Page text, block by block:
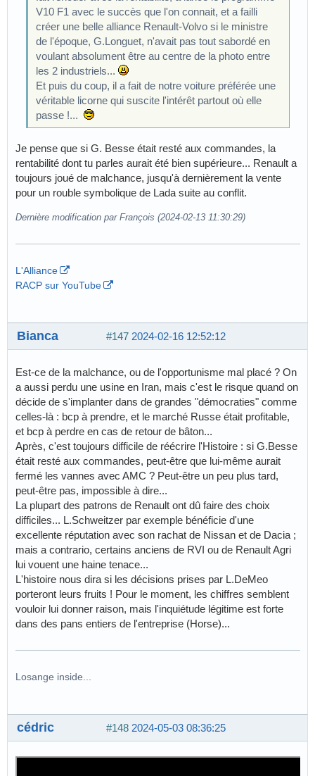
V10 F1 avec le succès que l'on connait, et a failli
créer une belle alliance Renault-Volvo si le ministre
de l'époque, G.Longuet, n'avait pas tout sabordé en
voulant absolument être au centre de la photo entre
les 2 industriels...
Et puis du coup, il a fait de notre voiture préférée une
véritable licorne qui suscite l'intérêt partout où elle
passe !...
Je pense que si G. Besse était resté aux commandes, la
rentabilité dont tu parles aurait été bien supérieure... Renault a
toujours joué de malchance, jusqu'à dernièrement la vente
pour un rouble symbolique de Lada suite au conflit.
Dernière modification par François (2024-02-13 11:30:29)
L'Alliance
RACP sur YouTube
#147 2024-02-16 12:52:12
Bianca
Est-ce de la malchance, ou de l'opportunisme mal placé ? On
a aussi perdu une usine en Iran, mais c'est le risque quand on
décide de s'implanter dans de grandes "démocraties" comme
celles-là : bcp à prendre, et le marché Russe était profitable,
et bcp à perdre en cas de retour de bâton...
Après, c'est toujours difficile de réécrire l'Histoire : si G.Besse
était resté aux commandes, peut-être que lui-même aurait
fermé les vannes avec AMC ? Peut-être un peu plus tard,
peut-être pas, impossible à dire...
La plupart des patrons de Renault ont dû faire des choix
difficiles... L.Schweitzer par exemple bénéficie d'une
excellente réputation avec son rachat de Nissan et de Dacia ;
mais a contrario, certains anciens de RVI ou de Renault Agri
lui vouent une haine tenace...
L'histoire nous dira si les décisions prises par L.DeMeo
porteront leurs fruits ! Pour le moment, les chiffres semblent
vouloir lui donner raison, mais l'inquiétude légitime est forte
dans des pans entiers de l'entreprise (Horse)...
Losange inside...
#148 2024-05-03 08:36:25
cédric